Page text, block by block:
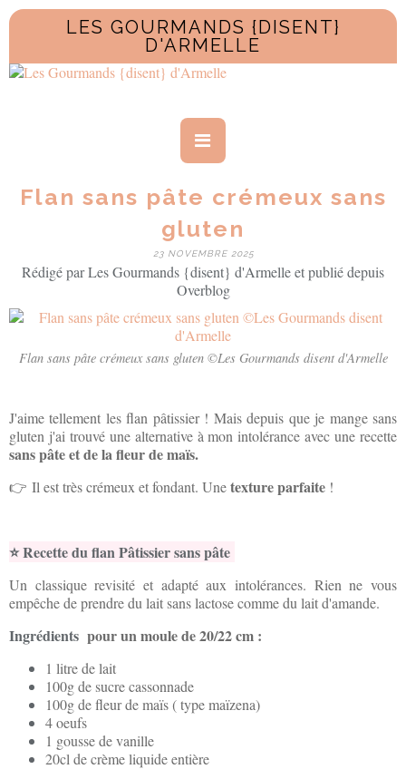
LES GOURMANDS {DISENT}
D'ARMELLE
Flan sans pâte crémeux sans
gluten
23 NOVEMBRE 2025
Rédigé par Les Gourmands {disent} d'Armelle et publié depuis
Overblog
Flan sans pâte crémeux sans gluten ©Les Gourmands disent d'Armelle
J'aime tellement les flan pâtissier ! Mais depuis que je mange sans
gluten j'ai trouvé une alternative à mon intolérance avec une recette
sans pâte et de la fleur de maïs.
👉 Il est très crémeux et fondant. Unetexture parfaite !
⭐️ Recette du flan Pâtissier sans pâte
Un classique revisité et adapté aux intolérances. Rien ne vous
empêche de prendre du lait sans lactose comme du lait d'amande.
Ingrédients pour un moule de 20/22 cm :
1 litre de lait
100g de sucre cassonnade
100g de fleur de maïs ( type maïzena)
4 oeufs
1 gousse de vanille
20cl de crème liquide entière